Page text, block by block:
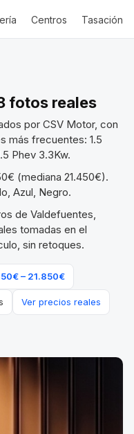
Centros Tasación
fotos reales
por CSV Motor, con
más frecuentes: 1.5
Phev 3.3Kw.
(mediana 21.450€).
Azul, Negro.
de Valdefuentes,
tomadas en el
sin retoques.
– 21.850€
Ver precios reales